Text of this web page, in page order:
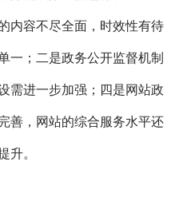
内容不尽全面，时效性有待
一；二是政务公开监督机制
需进一步加强；四是网站政
善，网站的综合服务水平还
升。